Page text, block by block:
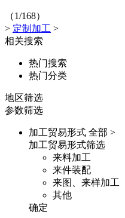
（1/168）
> 定制加工 >
相关搜索
热门搜索
热门分类
地区筛选
参数筛选
加工贸易形式 全部 >
加工贸易形式筛选
来料加工
来件装配
来图、来样加工
其他
确定